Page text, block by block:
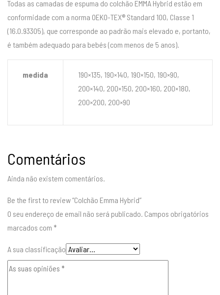
Todas as camadas de espuma do colchão EMMA Hybrid estão em
conformidade com a norma OEKO-TEX® Standard 100, Classe 1
(16.0.93305), que corresponde ao padrão mais elevado e, portanto,
é também adequado para bebés (com menos de 5 anos).
medida
190×135, 190×140, 190×150, 190×90,
200×140, 200×150, 200×160, 200×180,
200×200, 200×90
Comentários
Ainda não existem comentários.
Be the first to review “Colchão Emma Hybrid”
O seu endereço de email não será publicado. Campos obrigatórios
marcados com *
A sua classificação